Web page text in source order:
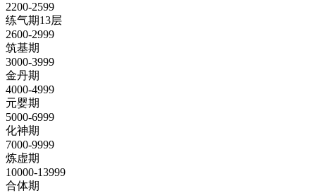
2200-2599
练气期13层
2600-2999
筑基期
3000-3999
金丹期
4000-4999
元婴期
5000-6999
化神期
7000-9999
炼虚期
10000-13999
合体期